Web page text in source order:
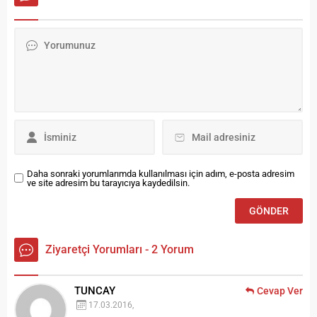
organik üretimi kurumsal
yapan...
Daha sonraki yorumlarımda kullanılması için adım, e-posta adresim
ve site adresim bu tarayıcıya kaydedilsin.
Ziyaretçi Yorumları - 2 Yorum
TUNCAY
17.03.2016,
Cevap Ver